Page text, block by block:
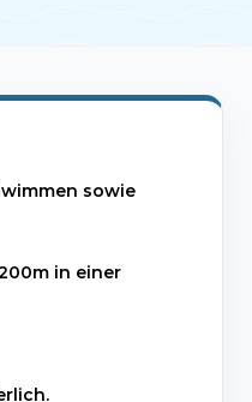
sowie
in einer